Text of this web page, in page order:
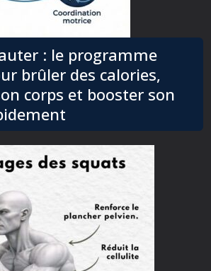
: le programme
brûler des calories,
corps et booster son